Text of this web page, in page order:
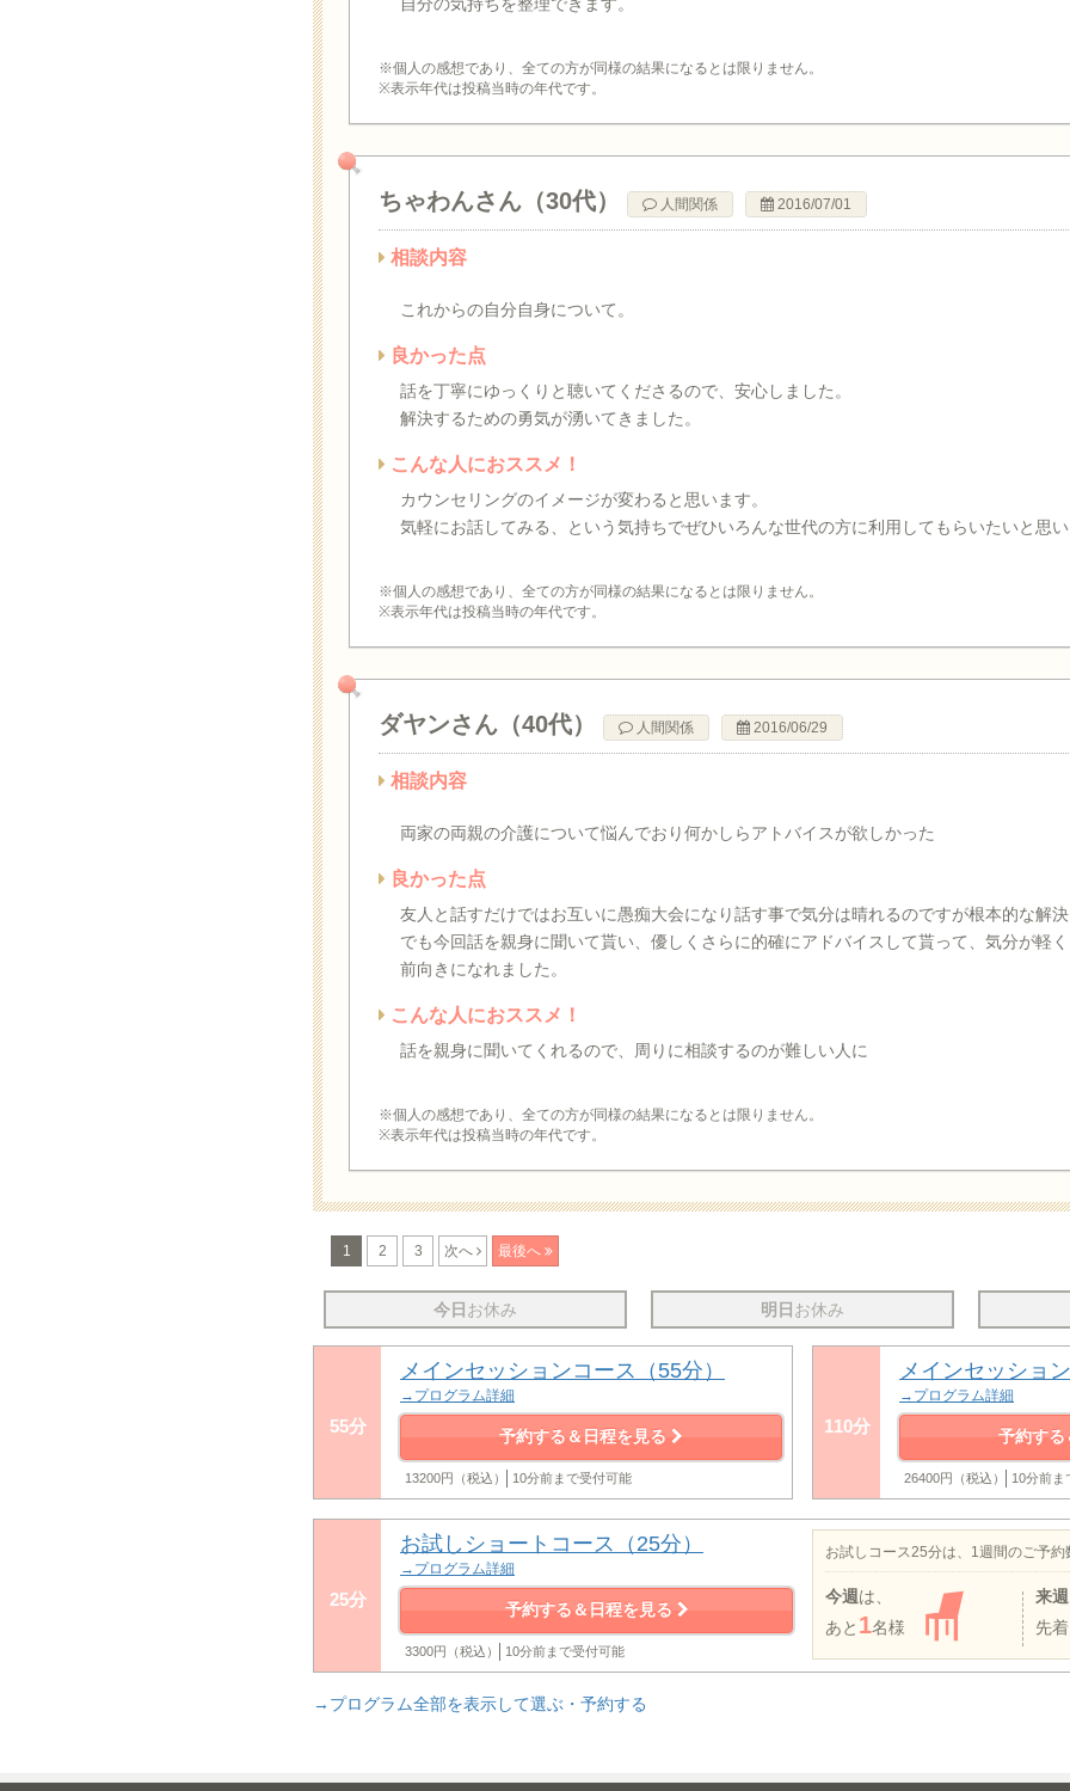
※個人の感想であり、全ての方が同様の結果になるとは限りません。
※表示年代は投稿当時の年代です。
ちゃわんさん（30代） 人間関係 2016/07/01
相談内容
これからの自分自身について。
良かった点
話を丁寧にゆっくりと聴いてくださるので、安心しました。
解決するための勇気が湧いてきました。
こんな人におススメ！
カウンセリングのイメージが変わると思います。
気軽にお話してみる、という気持ちでぜひいろんな世代の方に利用してもらいたいと思
※個人の感想であり、全ての方が同様の結果になるとは限りません。
※表示年代は投稿当時の年代です。
ダヤンさん（40代） 人間関係 2016/06/29
相談内容
両家の両親の介護について悩んでおり何かしらアトバイスが欲しかった
良かった点
友人と話すだけではお互いに愚痴大会になり話す事で気分は晴れるのですが根本的な解
でも今回話を親身に聞いて貰い、優しくさらに的確にアドバイスして貰って、気分が軽
前向きになれました。
こんな人におススメ！
話を親身に聞いてくれるので、周りに相談するのが難しい人に
※個人の感想であり、全ての方が同様の結果になるとは限りません。
※表示年代は投稿当時の年代です。
1 2 3 次へ 最後へ
今日 お休み 明日 お休み
55分
メインセッションコース（55分）
→プログラム詳細
予約する＆日程を見る
13200円（税込） 10分前まで受付可能
110分
メインセッショ
→プログラム詳細
予約す
26400円（税込） 10分前ま
25分
お試しショートコース（25分）
→プログラム詳細
予約する＆日程を見る
3300円（税込） 10分前まで受付可能
お試しコース25分は、1週間のご予
今週 は、
あと 1名様
来週
先着
→プログラム全部を表示して選ぶ・予約する